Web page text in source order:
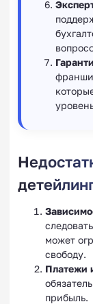
может
свободу.
Платежи
прибыль.